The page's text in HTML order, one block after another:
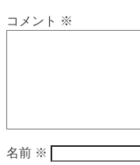
コメント ※
名前 ※